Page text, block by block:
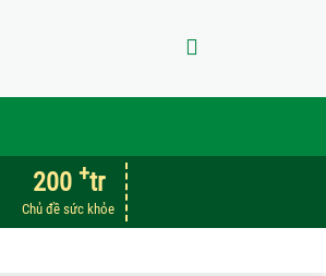
200 +tr
Chủ đề sức khỏe